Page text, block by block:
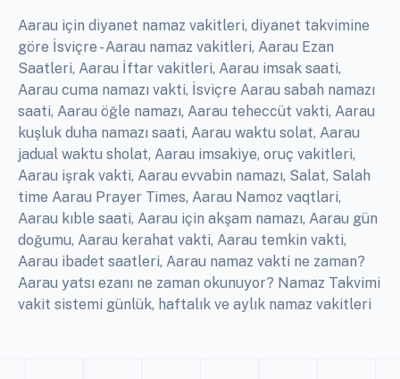
Aarau için diyanet namaz vakitleri, diyanet takvimine
göre İsviçre - Aarau namaz vakitleri, Aarau Ezan
Saatleri, Aarau İftar vakitleri, Aarau imsak saati,
Aarau cuma namazı vakti, İsviçre Aarau sabah namazı
saati, Aarau öğle namazı, Aarau teheccüt vakti, Aarau
kuşluk duha namazı saati, Aarau waktu solat, Aarau
jadual waktu sholat, Aarau imsakiye, oruç vakitleri,
Aarau işrak vakti, Aarau evvabin namazı, Salat, Salah
time Aarau Prayer Times, Aarau Namoz vaqtlari,
Aarau kıble saati, Aarau için akşam namazı, Aarau gün
doğumu, Aarau kerahat vakti, Aarau temkin vakti,
Aarau ibadet saatleri, Aarau namaz vakti ne zaman?
Aarau yatsı ezanı ne zaman okunuyor? Namaz Takvimi
vakit sistemi günlük, haftalık ve aylık namaz vakitleri